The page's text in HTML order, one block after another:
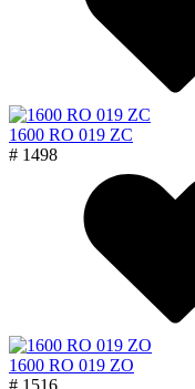
1600 RO 019 ZC
# 1498
1600 RO 019 ZO
# 1516